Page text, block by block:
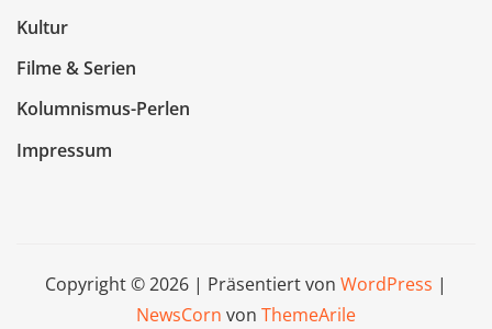
Kultur
Filme & Serien
Kolumnismus-Perlen
Impressum
Copyright © 2026 | Präsentiert von WordPress |
NewsCorn von ThemeArile